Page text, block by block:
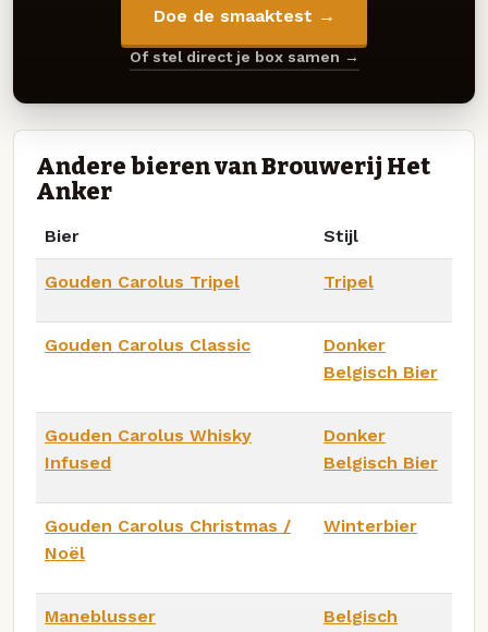
Doe de smaaktest →
Of stel direct je box samen →
Andere bieren van Brouwerij Het
Anker
Bier Stijl
Gouden Carolus Tripel Tripel
Gouden Carolus Classic
Donker
Belgisch Bier
Gouden Carolus Whisky
Infused
Donker
Belgisch Bier
Gouden Carolus Christmas /
Noël
Winterbier
Maneblusser
Belgisch